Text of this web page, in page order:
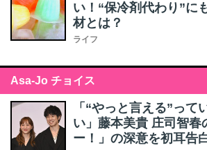
い！“保冷剤代わり”に
材とは？
ライフ
Asa-Jo チョイス
「“やっと言える”って
い」藤本美貴 庄司智春
ー！」の深意を初耳告